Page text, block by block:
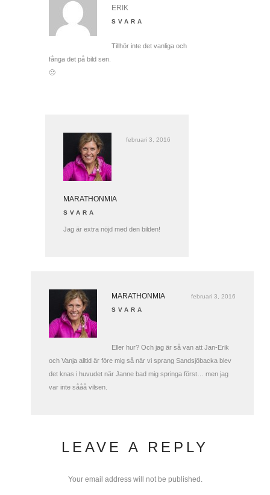
ERIK
SVARA
Tillhör inte det vanliga och
fånga det på bild sen.
🙂
februari 3, 2016
MARATHONMIA
SVARA
Jag är extra nöjd med den bilden!
februari 3, 2016
MARATHONMIA
SVARA
Eller hur? Och jag är så van att Jan-Erik
och Vanja alltid är före mig så när vi sprang Sandsjöbacka blev
det knas i huvudet när Janne bad mig springa först… men jag
var inte sååå vilsen.
LEAVE A REPLY
Your email address will not be published.